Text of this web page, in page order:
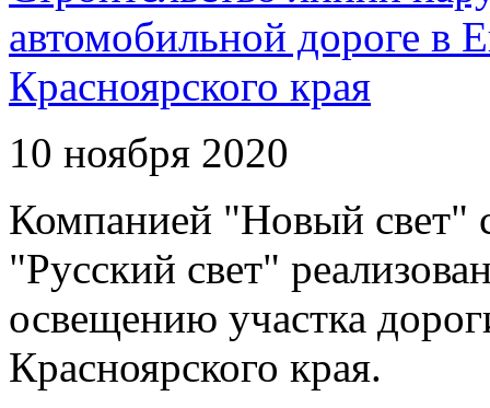
автомобильной дороге в
Красноярского края
10 ноября 2020
Компанией "Новый свет"
"Русский свет"
освещению участка
Красноярского края.